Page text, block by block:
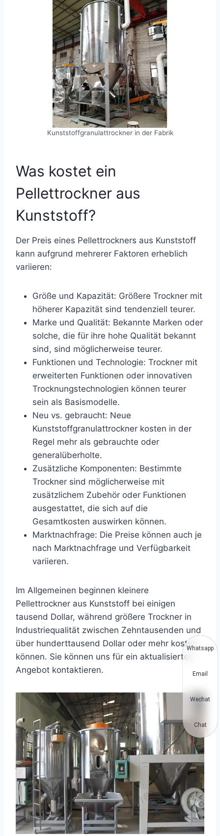
Kunststoffgranulattrockner in der Fabrik
Was kostet ein
Pellettrockner aus
Kunststoff?
Der Preis eines Pellettrockners aus Kunststoff
kann aufgrund mehrerer Faktoren erheblich
variieren:
Größe und Kapazität: Größere Trockner mit
höherer Kapazität sind tendenziell teurer.
Marke und Qualität: Bekannte Marken oder
solche, die für ihre hohe Qualität bekannt
sind, sind möglicherweise teurer.
Funktionen und Technologie: Trockner mit
erweiterten Funktionen oder innovativen
Trocknungstechnologien können teurer
sein als Basismodelle.
Neu vs. gebraucht: Neue
Kunststoffgranulattrockner kosten in der
Regel mehr als gebrauchte oder
generalüberholte.
Zusätzliche Komponenten: Bestimmte
Trockner sind möglicherweise mit
zusätzlichem Zubehör oder Funktionen
ausgestattet, die sich auf die
Gesamtkosten auswirken können.
Marktnachfrage: Die Preise können auch je
nach Marktnachfrage und Verfügbarkeit
variieren.
Im Allgemeinen beginnen kleinere
Pellettrockner aus Kunststoff bei einigen
tausend Dollar, während größere Trockner in
Industriequalität zwischen Zehntausenden und
über hunderttausend Dollar oder mehr kosten
können. Sie können uns für ein aktualisiertes
Angebot kontaktieren.
Whatsapp
Email
Wechat
Chat